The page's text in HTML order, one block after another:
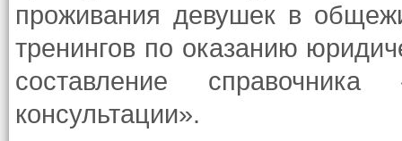
проживания девушек в
тренингов по оказанию
составление
консультации».